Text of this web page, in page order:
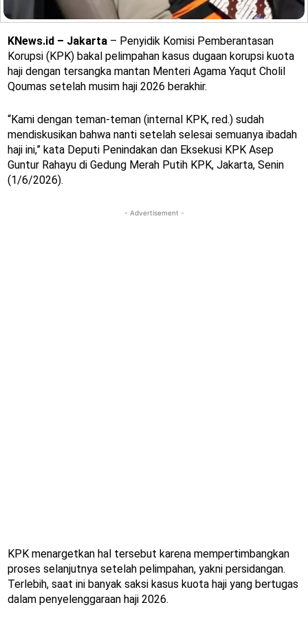
KNews.id – Jakarta – Penyidik Komisi Pemberantasan
Korupsi (KPK) bakal pelimpahan kasus dugaan korupsi kuota
haji dengan tersangka mantan Menteri Agama Yaqut Cholil
Qoumas setelah musim haji 2026 berakhir.
“Kami dengan teman-teman (internal KPK, red.) sudah
mendiskusikan bahwa nanti setelah selesai semuanya ibadah
haji ini,” kata Deputi Penindakan dan Eksekusi KPK Asep
Guntur Rahayu di Gedung Merah Putih KPK, Jakarta, Senin
(1/6/2026).
- Advertisement -
KPK menargetkan hal tersebut karena mempertimbangkan
proses selanjutnya setelah pelimpahan, yakni persidangan.
Terlebih, saat ini banyak saksi kasus kuota haji yang bertugas
dalam penyelenggaraan haji 2026.